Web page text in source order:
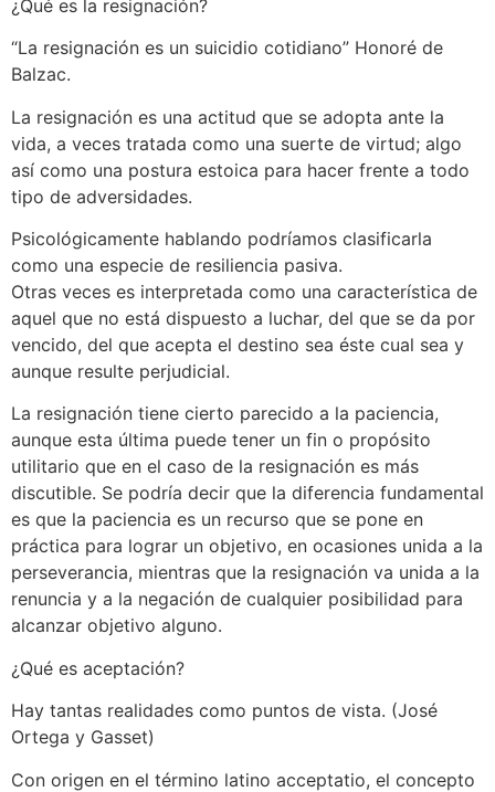
¿Qué es la resignación?
“La resignación es un suicidio cotidiano” Honoré de
Balzac.
La resignación es una actitud que se adopta ante la
vida, a veces tratada como una suerte de virtud; algo
así como una postura estoica para hacer frente a todo
tipo de adversidades.
Psicológicamente hablando podríamos clasificarla
como una especie de resiliencia pasiva.
Otras veces es interpretada como una característica de
aquel que no está dispuesto a luchar, del que se da por
vencido, del que acepta el destino sea éste cual sea y
aunque resulte perjudicial.
La resignación tiene cierto parecido a la paciencia,
aunque esta última puede tener un fin o propósito
utilitario que en el caso de la resignación es más
discutible. Se podría decir que la diferencia fundamental
es que la paciencia es un recurso que se pone en
práctica para lograr un objetivo, en ocasiones unida a la
perseverancia, mientras que la resignación va unida a la
renuncia y a la negación de cualquier posibilidad para
alcanzar objetivo alguno.
¿Qué es aceptación?
Hay tantas realidades como puntos de vista. (José
Ortega y Gasset)
Con origen en el término latino acceptatio, el concepto